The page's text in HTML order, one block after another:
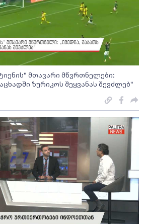
მთავარი მწვრთნელები:
ზურიკოს შეყვანას შევძლებ"